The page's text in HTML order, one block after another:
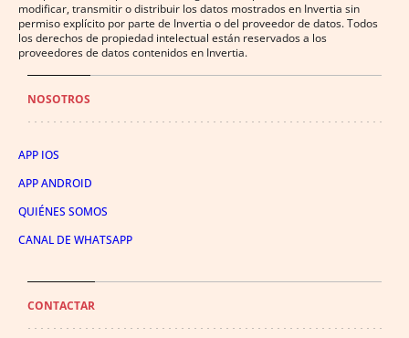
modificar, transmitir o distribuir los datos mostrados en Invertia sin
permiso explícito por parte de Invertia o del proveedor de datos. Todos
los derechos de propiedad intelectual están reservados a los
proveedores de datos contenidos en Invertia.
NOSOTROS
APP IOS
APP ANDROID
QUIÉNES SOMOS
CANAL DE WHATSAPP
CONTACTAR